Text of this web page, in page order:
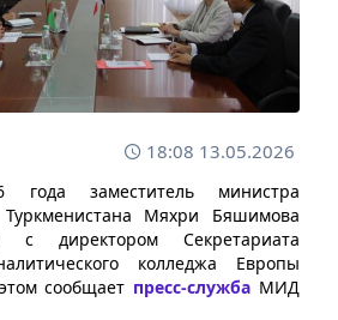
18:08 13.05.2026
заместитель министра
Мяхри Бяшимова
с директором Секретариата
колледжа Европы
сообщает пресс-служба МИД